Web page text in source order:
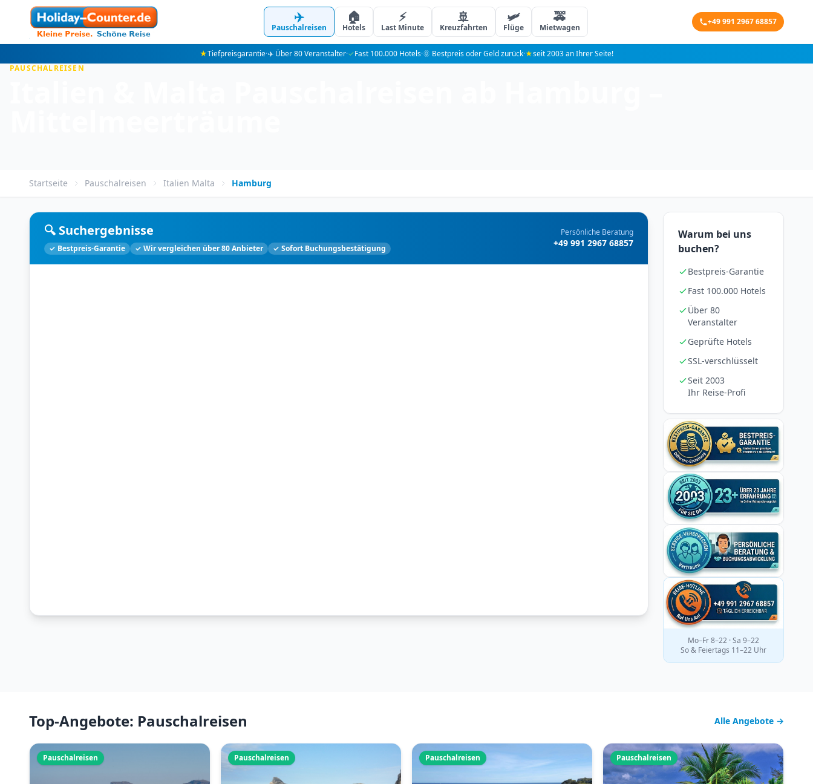
✈️
Pauschalreisen
🏠
Hotels
⚡
Last Minute
🚢
Kreuzfahrten
🛩️
Flüge
🚕
Mietwagen
+49 991 2967 68857
★Tiefpreisgarantie·✈️ Über 80 Veranstalter·✓Fast 100.000 Hotels·🌞 Bestpreis oder Geld zurück·★seit 2003 an Ihrer Seite!
PAUSCHALREISEN
Startseite Pauschalreisen Italien Malta Hamburg
🔍 Suchergebnisse
✓ Bestpreis-Garantie ✓ Wir vergleichen über 80 Anbieter ✓ Sofort Buchungsbestätigung
Persönliche Beratung
+49 991 2967 68857
Warum bei uns
buchen?
Bestpreis-Garantie
Fast 100.000 Hotels
Über 80
Veranstalter
Geprüfte Hotels
SSL-verschlüsselt
Seit 2003
Ihr Reise-Profi
Mo–Fr 8–22 · Sa 9–22
So & Feiertags 11–22 Uhr
Top-Angebote: Pauschalreisen Alle Angebote →
Pauschalreisen Pauschalreisen Pauschalreisen Pauschalreisen